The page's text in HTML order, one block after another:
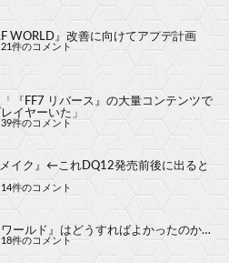
WORLD』改善に向けてアプデ計画
21件のコメント
「『FF7 リバース』の大量コンテンツで
イヤーいた」
39件のコメント
メイク』←これDQ12発売前後に出ると
14件のコメント
ワールド』はどうすればよかったのか…
18件のコメント